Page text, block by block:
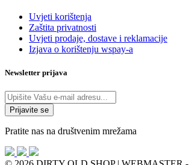
Uvjeti korištenja
Zaštita privatnosti
Uvjeti prodaje, dostave i reklamacije
Izjava o korištenju wspay-a
Newsletter prijava
Pratite nas na društvenim mrežama